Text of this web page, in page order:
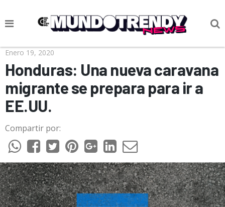
NOTICIAS
CULTURA POP
CIENCIA Y TECNOLOGÍA
VIDA
SOCIEDAD
CULTURIZANDO.COM
Enero 19, 2020
Honduras: Una nueva caravana
migrante se prepara para ir a
EE.UU.
Compartir por: